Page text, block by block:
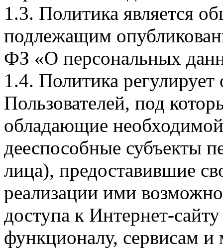
1.3. Политика является
подлежащим
ФЗ «О персональных
1.4. Политика
Пользователей, под
обладающие
дееспособные субъекты
лица), предоставившие
реализации ими
доступа к Интернет-
функционалу, сервисам и